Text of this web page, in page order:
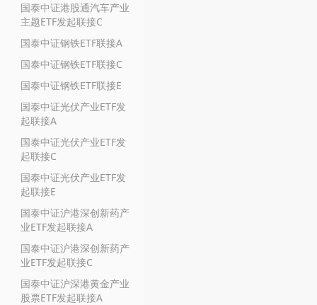
国泰中证港股通汽车产业
主题ETF发起联接C
国泰中证钢铁ETF联接A
国泰中证钢铁ETF联接C
国泰中证钢铁ETF联接E
国泰中证光伏产业ETF发
起联接A
国泰中证光伏产业ETF发
起联接C
国泰中证光伏产业ETF发
起联接E
国泰中证沪港深创新药产
业ETF发起联接A
国泰中证沪港深创新药产
业ETF发起联接C
国泰中证沪深港黄金产业
股票ETF发起联接A